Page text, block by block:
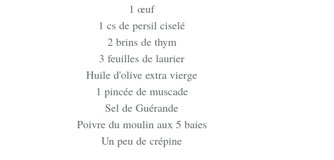
1 œuf
1 cs de persil ciselé
2 brins de thym
3 feuilles de laurier
Huile d'olive extra vierge
1 pincée de muscade
Sel de Guérande
Poivre du moulin aux 5 baies
Un peu de crépine